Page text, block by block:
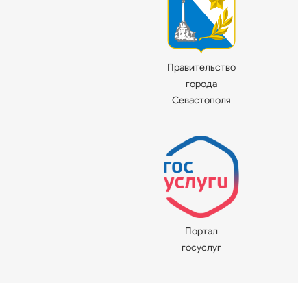
Правительство
города
Севастополя
Портал
госуслуг